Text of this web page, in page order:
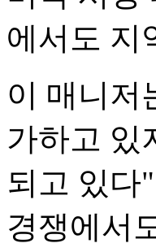
에서도 지
이 매니저
가하고 있
되고 있다
경쟁에서